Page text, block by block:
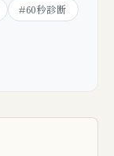
#60秒診断